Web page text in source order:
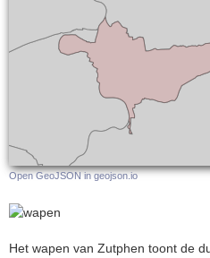
Open GeoJSON in geojson.io
Het wapen van Zutphen toont de